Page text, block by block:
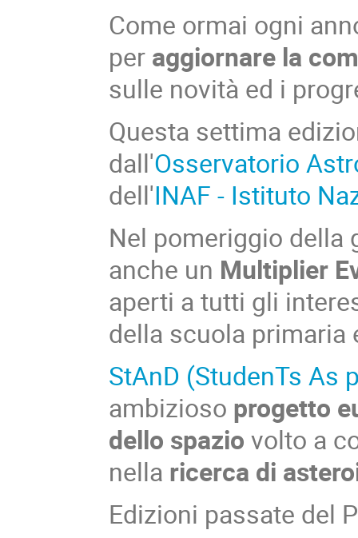
Come ormai ogni
per aggiornare la
sulle novità ed i
Questa settima
dall'Osservatorio
dell'INAF - Istituto
Nel pomeriggio della
anche un Multiplier
aperti a tutti gli
della scuola primaria
StAnD (StudenTs As
ambizioso progetto
dello spazio volto a
nella ricerca di
Edizioni passate del